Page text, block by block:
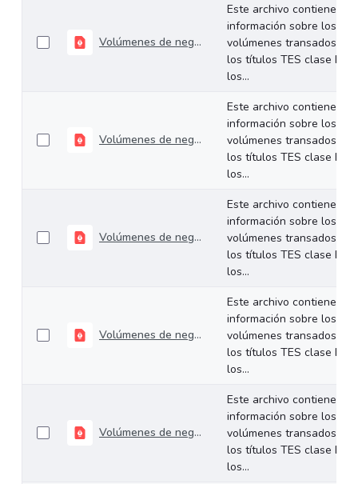
Volúmenes de negociación del 20 al 24 de octubre de 2025
Este archivo contiene
información sobre los
volúmenes transados de
los títulos TES clase B en
los...
Volúmenes de negociación del 14 al 17 de octubre de 2025
Este archivo contiene
información sobre los
volúmenes transados de
los títulos TES clase B en
los...
Volúmenes de negociación del 6 al 10 de octubre de 2025
Este archivo contiene
información sobre los
volúmenes transados de
los títulos TES clase B en
los...
Volúmenes de negociación del 29 de septiembre al 03 de octubre de 2025
Este archivo contiene
información sobre los
volúmenes transados de
los títulos TES clase B en
los...
Volúmenes de negociación del 22 al 26 de septiembre de 2025
Este archivo contiene
información sobre los
volúmenes transados de
los títulos TES clase B en
los...